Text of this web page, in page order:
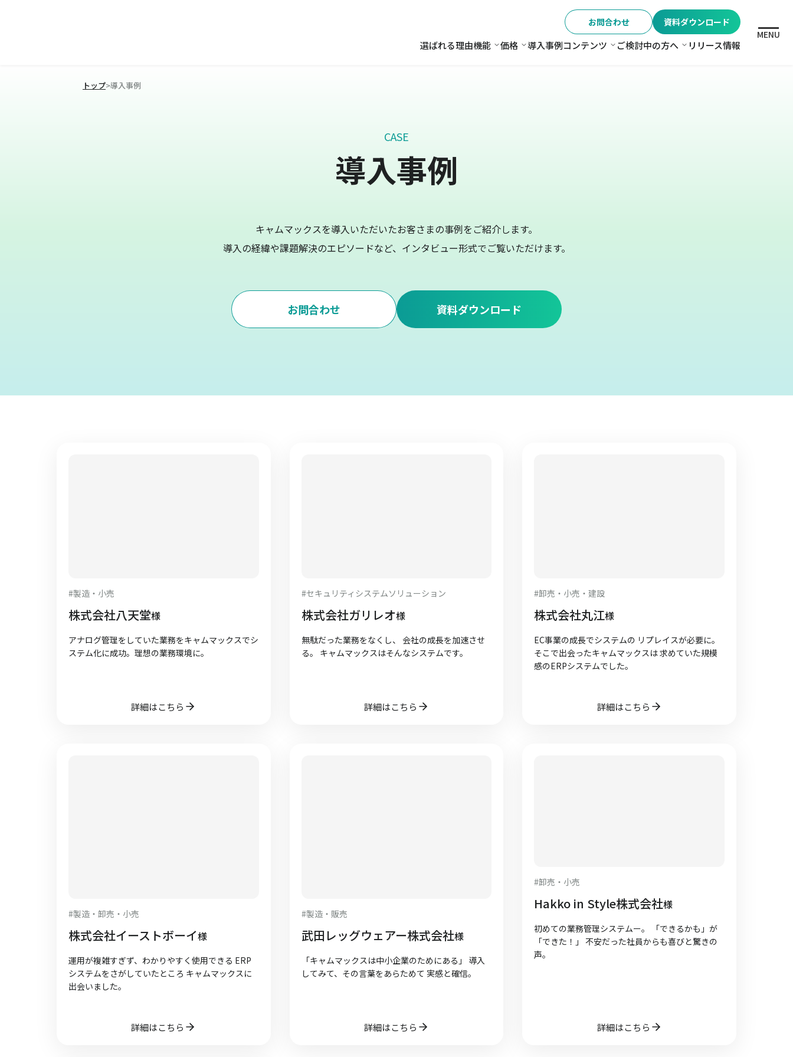
お問合わせ 資料ダウンロード
選ばれる理由機能 機能
価格 価格
導入事例コンテンツ コンテンツ
ご検討中の方へ ご検討中の方へ
リリース情報
MENU
トップ>導入事例
CASE
導入事例
キャムマックスを導入いただいたお客さまの事例をご紹介します。
導入の経緯や課題解決のエピソードなど、インタビュー形式でご覧いただけます。
お問合わせ 資料ダウンロード
#製造・小売
株式会社八天堂様
アナログ管理をしていた業務をキャムマックスでシ
ステム化に成功。理想の業務環境に。
詳細はこちら
#セキュリティシステムソリューション
株式会社ガリレオ様
無駄だった業務をなくし、 会社の成長を加速させ
る。 キャムマックスはそんなシステムです。
詳細はこちら
#卸売・小売・建設
株式会社丸江様
EC事業の成長でシステムの リプレイスが必要に。
そこで出会ったキャムマックスは 求めていた規模
感のERPシステムでした。
詳細はこちら
#製造・卸売・小売
株式会社イーストボーイ様
運用が複雑すぎず、わかりやすく使用できる ERP
システムをさがしていたところ キャムマックスに
出会いました。
詳細はこちら
#製造・販売
武田レッグウェアー株式会社様
「キャムマックスは中小企業のためにある」 導入
してみて、その言葉をあらためて 実感と確信。
詳細はこちら
#卸売・小売
Hakko in Style株式会社様
初めての業務管理システムー。 「できるかも」が
「できた！」 不安だった社員からも喜びと驚きの
声。
詳細はこちら